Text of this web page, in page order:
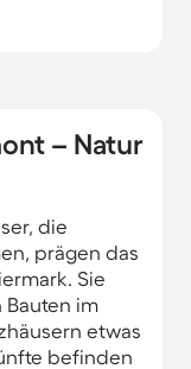
– Natur
die
prägen das
Sie
im
etwas
befinden